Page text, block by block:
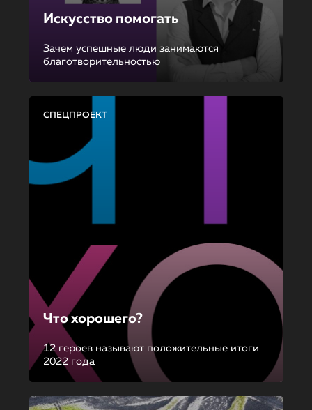
Искусство помогать
Зачем успешные люди занимаются
благотворительностью
СПЕЦПРОЕКТ
Что хорошего?
12 героев называют положительные итоги
2022 года